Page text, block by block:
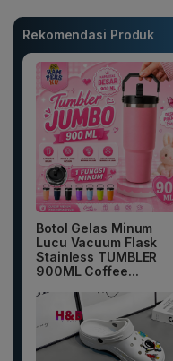
Rekomendasi Produk
Botol Gelas Minum
Lucu Vacuum Flask
Stainless TUMBLER
900ML Coffee...